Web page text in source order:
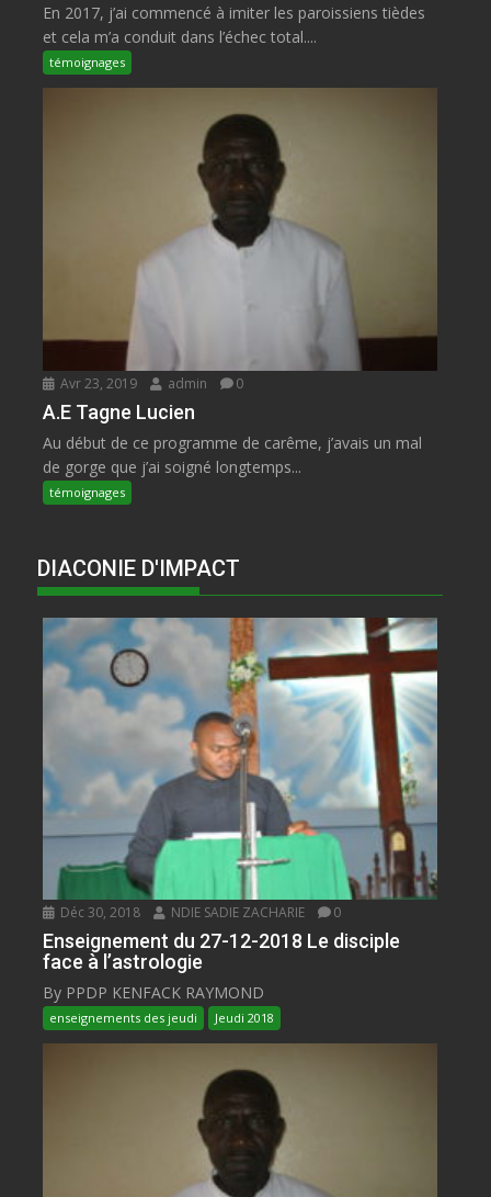
En 2017, j’ai commencé à imiter les paroissiens tièdes
et cela m’a conduit dans l’échec total....
témoignages
Avr 23, 2019 admin 0
A.E Tagne Lucien
Au début de ce programme de carême, j’avais un mal
de gorge que j’ai soigné longtemps...
témoignages
DIACONIE D'IMPACT
Déc 30, 2018 NDIE SADIE ZACHARIE 0
Enseignement du 27-12-2018 Le disciple
face à l’astrologie
By PPDP KENFACK RAYMOND
enseignements des jeudi Jeudi 2018